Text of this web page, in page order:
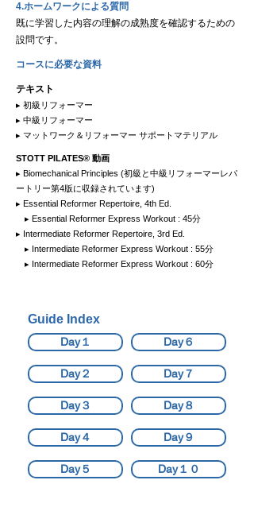
4.ホームワークによる質問
既に学習した内容の理解の成熟度を確認するための
設問です。
コースに必要な資料
テキスト
▸ 初級リフォーマー
▸ 中級リフォーマー
▸ マットワーク＆リフォーマー サポートマテリアル
STOTT PILATES® 動画
▸ Biomechanical Principles (初級と中級リフォーマーレパ
ートリー第4版に収録されています)
▸ Essential Reformer Repertoire, 4th Ed.
▸ Essential Reformer Express Workout : 45分
▸ Intermediate Reformer Repertoire, 3rd Ed.
▸ Intermediate Reformer Express Workout : 55分
▸ Intermediate Reformer Express Workout : 60分
Guide Index
Day１ Day６
Day２ Day７
Day３ Day８
Day４ Day９
Day５ Day１０